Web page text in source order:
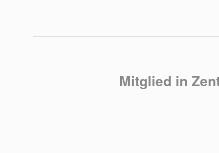
Mitglied in